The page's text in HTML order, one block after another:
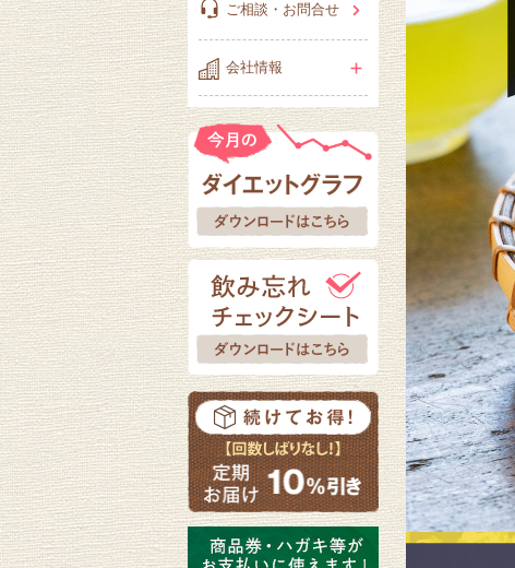
ご相談・お問合せ
会社情報